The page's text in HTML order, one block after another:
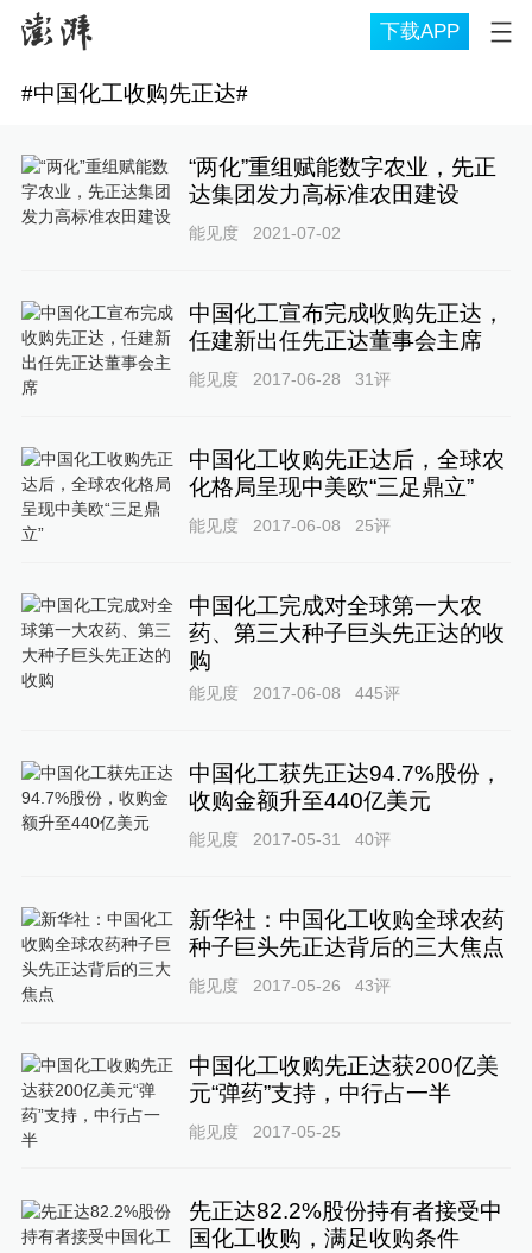
下载APP
#中国化工收购先正达#
“两化”重组赋能数字农业，先正
达集团发力高标准农田建设
能见度 2021-07-02
中国化工宣布完成收购先正达，
任建新出任先正达董事会主席
能见度 2017-06-28 31评
中国化工收购先正达后，全球农
化格局呈现中美欧“三足鼎立”
能见度 2017-06-08 25评
中国化工完成对全球第一大农
药、第三大种子巨头先正达的收
购
能见度 2017-06-08 445评
中国化工获先正达94.7%股份，
收购金额升至440亿美元
能见度 2017-05-31 40评
新华社：中国化工收购全球农药
种子巨头先正达背后的三大焦点
能见度 2017-05-26 43评
中国化工收购先正达获200亿美
元“弹药”支持，中行占一半
能见度 2017-05-25
先正达82.2%股份持有者接受中
国化工收购，满足收购条件